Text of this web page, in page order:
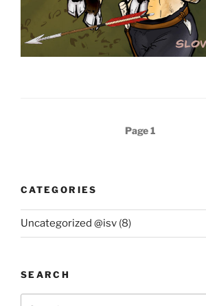
Page1
CATEGORIES
Uncategorized @isv (8)
SEARCH